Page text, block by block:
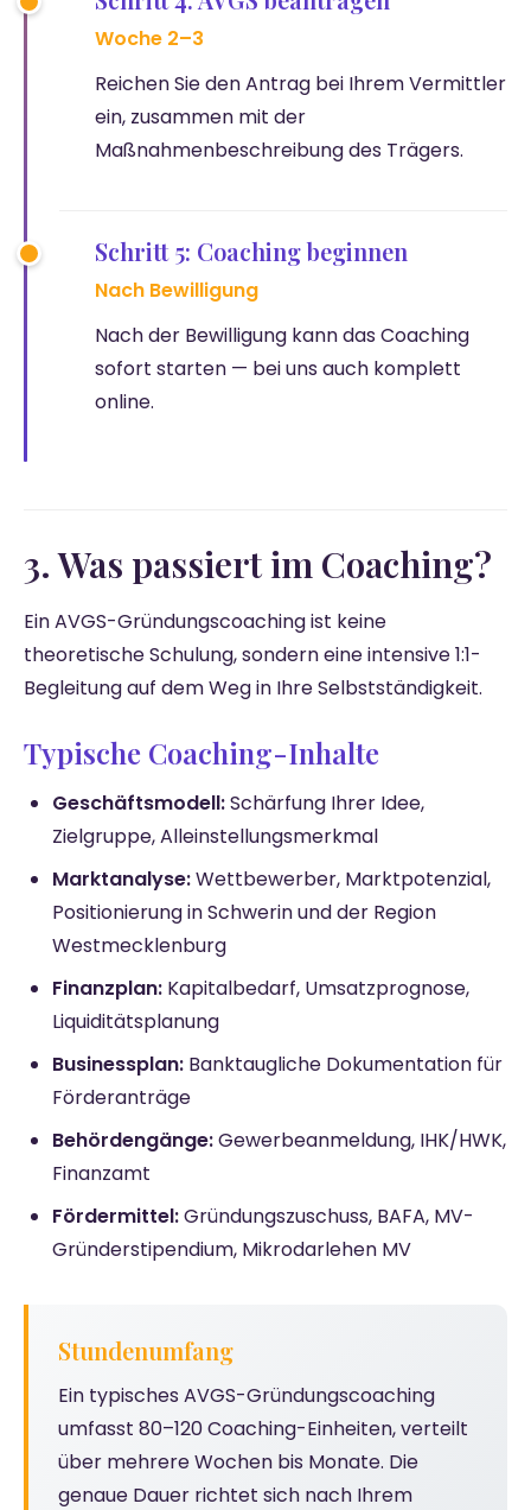
Woche 2–3
Reichen Sie den Antrag bei Ihrem Vermittler
ein, zusammen mit der
Maßnahmenbeschreibung des Trägers.
Schritt 5: Coaching beginnen
Nach Bewilligung
Nach der Bewilligung kann das Coaching
sofort starten — bei uns auch komplett
online.
3. Was passiert im Coaching?
Ein AVGS-Gründungscoaching ist keine
theoretische Schulung, sondern eine intensive 1:1-
Begleitung auf dem Weg in Ihre Selbstständigkeit.
Typische Coaching-Inhalte
Geschäftsmodell:Schärfung Ihrer Idee,
Zielgruppe, Alleinstellungsmerkmal
Marktanalyse:Wettbewerber, Marktpotenzial,
Positionierung in Schwerin und der Region
Westmecklenburg
Finanzplan: Kapitalbedarf, Umsatzprognose,
Liquiditätsplanung
Businessplan: Banktaugliche Dokumentation für
Förderanträge
Behördengänge:Gewerbeanmeldung, IHK/HWK,
Finanzamt
Fördermittel:Gründungszuschuss, BAFA, MV-
Gründerstipendium, Mikrodarlehen MV
Stundenumfang
Ein typisches AVGS-Gründungscoaching
umfasst 80–120 Coaching-Einheiten, verteilt
über mehrere Wochen bis Monate. Die
genaue Dauer richtet sich nach Ihrem